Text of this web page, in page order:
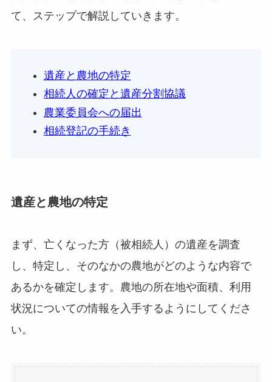
て、ステップで解説していきます。
遺産と農地の特定
相続人の確定と遺産分割協議
農業委員会への届出
相続登記の手続き
遺産と農地の特定
まず、亡くなった方（被相続人）の遺産を調査
し、特定し、そのなかの農地がどのような内容で
あるかを確定します。農地の所在地や面積、利用
状況についての情報を入手するようにしてくださ
い。